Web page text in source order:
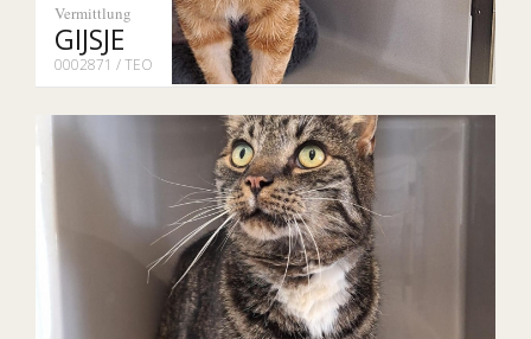
Vermittlung
GIJSJE
0002871 / TEO